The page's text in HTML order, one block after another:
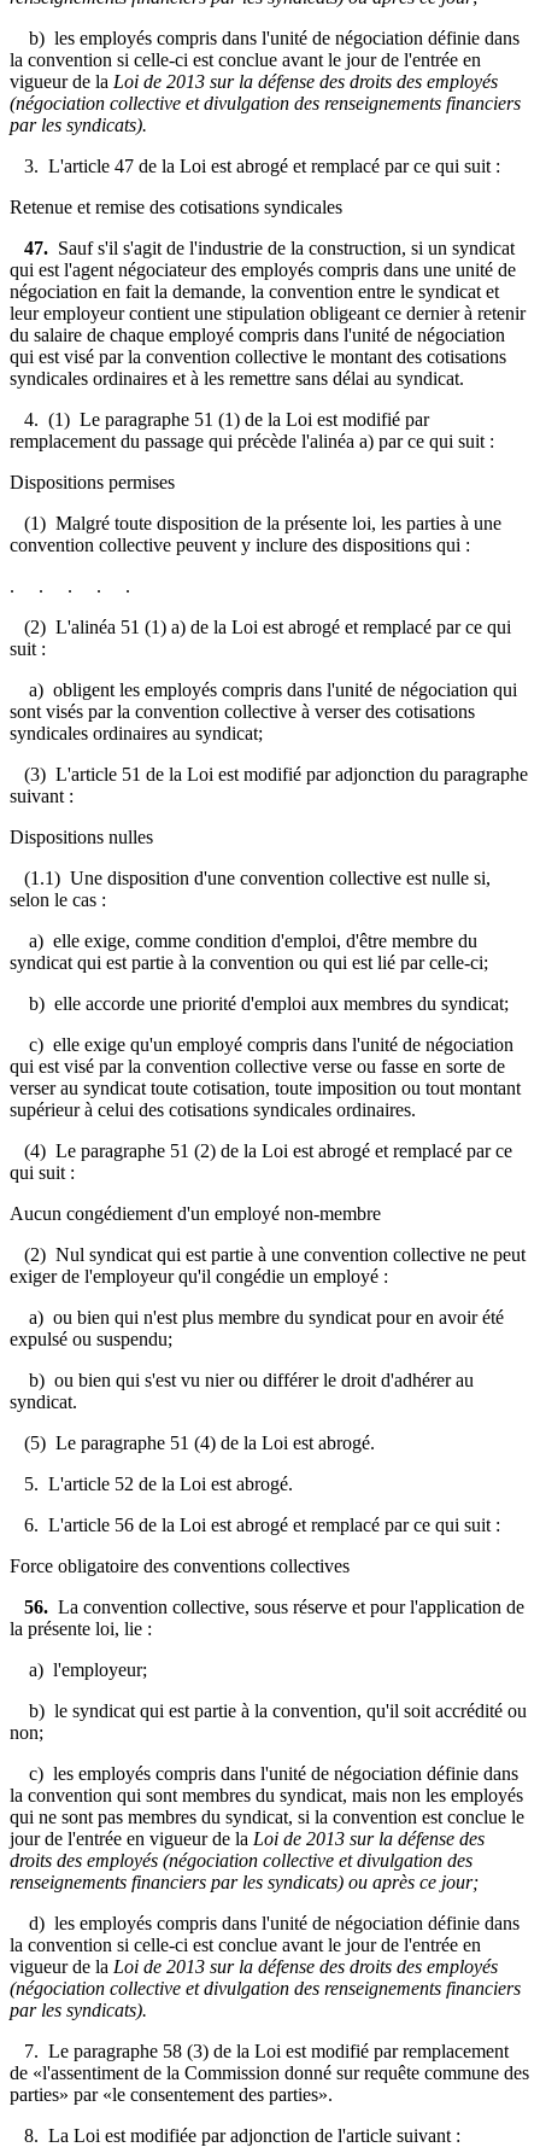
b) les employés compris dans l'unité de négociation définie dans
la convention si celle-ci est conclue avant le jour de l'entrée en
vigueur de la Loi de 2013 sur la défense des droits des employés
(négociation collective et divulgation des renseignements financiers
par les syndicats).
3. L'article 47 de la Loi est abrogé et remplacé par ce qui suit :
Retenue et remise des cotisations syndicales
47. Sauf s'il s'agit de l'industrie de la construction, si un syndicat
qui est l'agent négociateur des employés compris dans une unité de
négociation en fait la demande, la convention entre le syndicat et
leur employeur contient une stipulation obligeant ce dernier à retenir
du salaire de chaque employé compris dans l'unité de négociation
qui est visé par la convention collective le montant des cotisations
syndicales ordinaires et à les remettre sans délai au syndicat.
4. (1) Le paragraphe 51 (1) de la Loi est modifié par
remplacement du passage qui précède l'alinéa a) par ce qui suit :
Dispositions permises
(1) Malgré toute disposition de la présente loi, les parties à une
convention collective peuvent y inclure des dispositions qui :
. . . . .
(2) L'alinéa 51 (1) a) de la Loi est abrogé et remplacé par ce qui
suit :
a) obligent les employés compris dans l'unité de négociation qui
sont visés par la convention collective à verser des cotisations
syndicales ordinaires au syndicat;
(3) L'article 51 de la Loi est modifié par adjonction du paragraphe
suivant :
Dispositions nulles
(1.1) Une disposition d'une convention collective est nulle si,
selon le cas :
a) elle exige, comme condition d'emploi, d'être membre du
syndicat qui est partie à la convention ou qui est lié par celle-ci;
b) elle accorde une priorité d'emploi aux membres du syndicat;
c) elle exige qu'un employé compris dans l'unité de négociation
qui est visé par la convention collective verse ou fasse en sorte de
verser au syndicat toute cotisation, toute imposition ou tout montant
supérieur à celui des cotisations syndicales ordinaires.
(4) Le paragraphe 51 (2) de la Loi est abrogé et remplacé par ce
qui suit :
Aucun congédiement d'un employé non-membre
(2) Nul syndicat qui est partie à une convention collective ne peut
exiger de l'employeur qu'il congédie un employé :
a) ou bien qui n'est plus membre du syndicat pour en avoir été
expulsé ou suspendu;
b) ou bien qui s'est vu nier ou différer le droit d'adhérer au
syndicat.
(5) Le paragraphe 51 (4) de la Loi est abrogé.
5. L'article 52 de la Loi est abrogé.
6. L'article 56 de la Loi est abrogé et remplacé par ce qui suit :
Force obligatoire des conventions collectives
56. La convention collective, sous réserve et pour l'application de
la présente loi, lie :
a) l'employeur;
b) le syndicat qui est partie à la convention, qu'il soit accrédité ou
non;
c) les employés compris dans l'unité de négociation définie dans
la convention qui sont membres du syndicat, mais non les employés
qui ne sont pas membres du syndicat, si la convention est conclue le
jour de l'entrée en vigueur de la Loi de 2013 sur la défense des
droits des employés (négociation collective et divulgation des
renseignements financiers par les syndicats) ou après ce jour;
d) les employés compris dans l'unité de négociation définie dans
la convention si celle-ci est conclue avant le jour de l'entrée en
vigueur de la Loi de 2013 sur la défense des droits des employés
(négociation collective et divulgation des renseignements financiers
par les syndicats).
7. Le paragraphe 58 (3) de la Loi est modifié par remplacement
de «l'assentiment de la Commission donné sur requête commune des
parties» par «le consentement des parties».
8. La Loi est modifiée par adjonction de l'article suivant :